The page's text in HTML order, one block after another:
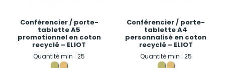
Conférencier / porte-
tablette A5
promotionnel en coton
recyclé – ELIOT
Quantité min : 25
Conférencier / porte-
tablette A4
personnalisé en coton
recyclé – ELIOT
Quantité min : 25